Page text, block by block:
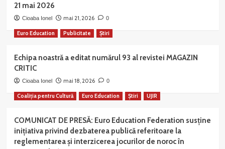
21 mai 2026
Cioaba Ionel mai 21, 2026 0
Euro Education Publicitate Știri
Echipa noastră a editat numărul 93 al revistei MAGAZIN
CRITIC
Cioaba Ionel mai 18, 2026 0
Coaliția pentru Cultură Euro Education Știri UJIR
COMUNICAT DE PRESĂ: Euro Education Federation susține
inițiativa privind dezbaterea publică referitoare la
reglementarea și interzicerea jocurilor de noroc în